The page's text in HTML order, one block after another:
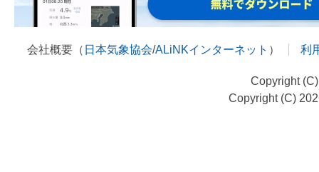
会社概要（ 日本気象協会/ALiNKインターネット ） 利
Copyright
Copyright (C)